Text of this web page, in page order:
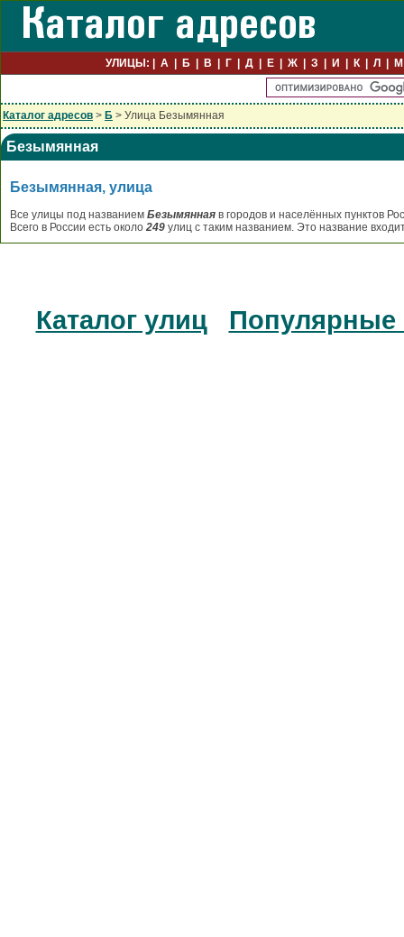
УЛИЦЫ: А Б В Г Д Е Ж З И К Л М
Каталог адресов > Б > Улица Безымянная
Безымянная
Безымянная, улица
Все улицы под названием Безымянная в городов и населённых пунктов
Всего в России есть около 249 улиц с таким названием. Это название
Каталог улиц Популярные